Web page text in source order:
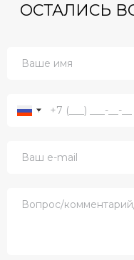
ОСТАЛИСЬ